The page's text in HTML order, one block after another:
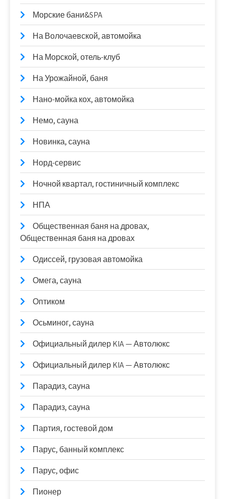
Морские бани&SPA
На Волочаевской, автомойка
На Морской, отель-клуб
На Урожайной, баня
Нано-мойка кох, автомойка
Немо, сауна
Новинка, сауна
Норд-сервис
Ночной квартал, гостиничный комплекс
НПА
Общественная баня на дровах,
Общественная баня на дровах
Одиссей, грузовая автомойка
Омега, сауна
Оптиком
Осьминог, сауна
Официальный дилер KIA — Автолюкс
Официальный дилер KIA — Автолюкс
Парадиз, сауна
Парадиз, сауна
Партия, гостевой дом
Парус, банный комплекс
Парус, офис
Пионер